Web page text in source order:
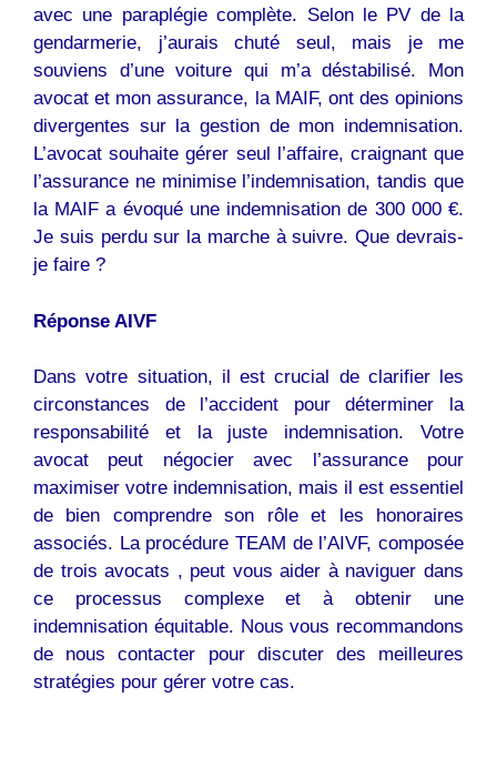
avec une paraplégie complète. Selon le PV de la
gendarmerie, j’aurais chuté seul, mais je me
souviens d’une voiture qui m’a déstabilisé. Mon
avocat et mon assurance, la MAIF, ont des opinions
divergentes sur la gestion de mon indemnisation.
L’avocat souhaite gérer seul l’affaire, craignant que
l’assurance ne minimise l’indemnisation, tandis que
la MAIF a évoqué une indemnisation de 300 000 €.
Je suis perdu sur la marche à suivre. Que devrais-
je faire ?
Réponse AIVF
Dans votre situation, il est crucial de clarifier les
circonstances de l’accident pour déterminer la
responsabilité et la juste indemnisation. Votre
avocat peut négocier avec l’assurance pour
maximiser votre indemnisation, mais il est essentiel
de bien comprendre son rôle et les honoraires
associés. La procédure TEAM de l’AIVF, composée
de trois avocats , peut vous aider à naviguer dans
ce processus complexe et à obtenir une
indemnisation équitable. Nous vous recommandons
de nous contacter pour discuter des meilleures
stratégies pour gérer votre cas.